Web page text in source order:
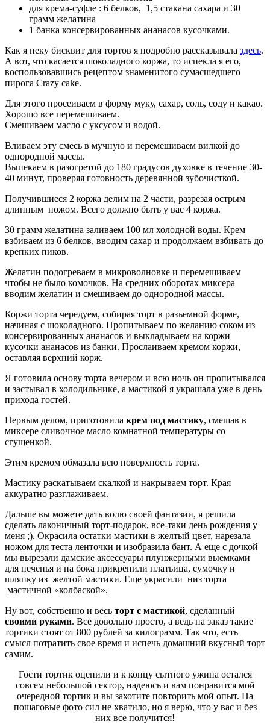
для крема-суфле : 6 белков, 1,5 стакана сахара и 30
грамм желатина
1 банка консервированных ананасов кусочками.
Как я пеку бисквит для тортов я подробно рассказывала здесь.
А вот, что касается шоколадного коржа, то испекла я его,
воспользовавшись рецептом знаменитого сумасшедшего
пирога Crazy cake.
Для этого просеиваем в форму муку, сахар, соль, соду и какао.
Хорошо все перемешиваем.
Смешиваем масло с уксусом и водой.
Вливаем эту смесь в мучную и перемешиваем вилкой до
однородной массы.
Выпекаем в разогретой до 180 градусов духовке в течение 30-
40 минут, проверяя готовность деревянной зубочисткой.
Получившиеся 2 коржа делим на 2 части, разрезая острым
длинным ножом. Всего должно быть у вас 4 коржа.
30 грамм желатина заливаем 100 мл холодной воды. Крем
взбиваем из 6 белков, вводим сахар и продолжаем взбивать до
крепких пиков.
Желатин подогреваем в микроволновке и перемешиваем
чтобы не было комочков. На средних оборотах миксера
вводим желатин и смешиваем до однородной массы.
Коржи торта чередуем, собирая торт в разъемной форме,
начиная с шоколадного. Пропитываем по желанию соком из
консервированных ананасов и выкладываем на коржи
кусочки ананасов из банки. Прослаиваем кремом коржи,
оставляя верхний корж.
Я готовила основу торта вечером и всю ночь он пропитывался
и застывал в холодильнике, а мастикой я украшала уже в день
прихода гостей.
Первым делом, приготовила крем под мастику, смешав в
миксере сливочное масло комнатной температуры со
сгущенкой.
Этим кремом обмазала всю поверхность торта.
Мастику раскатываем скалкой и накрываем торт. Края
аккуратно разглаживаем.
Дальше вы можете дать волю своей фантазии, я решила
сделать лаконичный торт-подарок, все-таки день рождения у
меня ;). Окрасила остатки мастики в желтый цвет, нарезала
ножом для теста ленточки и изобразила бант. А еще с дочкой
мы вырезали дамские аксессуары плунжерными выемками
для печенья и на бока прикрепили платьица, сумочку и
шляпку из желтой мастики. Еще украсили низ торта
мастичной «колбаской».
Ну вот, собственно и весь торт с мастикой, сделанный
своими руками. Все довольно просто, а ведь на заказ такие
тортики стоят от 800 рублей за килограмм. Так что, есть
смысл потратить свое время и испечь домашний вкусный торт
самим.
Гости тортик оценили и к концу сытного ужина остался
совсем небольшой сектор, надеюсь и вам понравится мой
очередной тортик и вы захотите повторить мой опыт. На
пошаговые фото сил не хватило, но я верю, что у вас и без
них все получится!